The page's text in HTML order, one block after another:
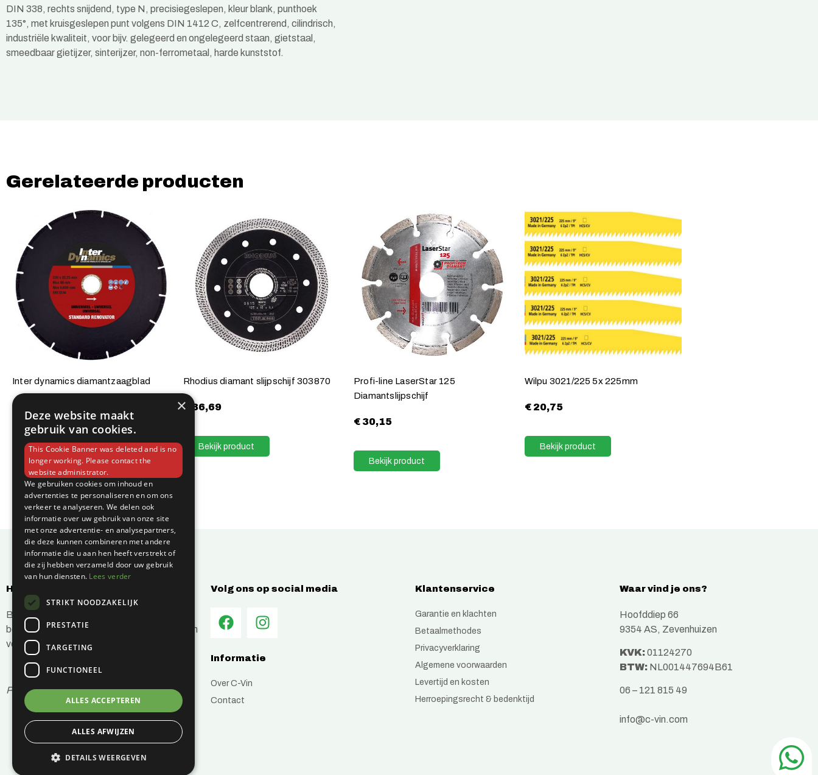
DIN 338, rechts snijdend, type N, precisiegeslepen, kleur blank, punthoek
135°, met kruisgeslepen punt volgens DIN 1412 C, zelfcentrerend, cilindrisch,
industriële kwaliteit, voor bijv. gelegeerd en ongelegeerd staan, gietstaal,
smeedbaar gietijzer, sinterijzer, non-ferrometaal, harde kunststof.
Gerelateerde producten
Inter dynamics diamantzaagblad
€
Bekijk product
Rhodius diamant slijpschijf 303870
€ 36,69
Bekijk product
Profi-line LaserStar 125
Diamantslijpschijf
€30,15
Bekijk product
Wilpu 3021/225 5x 225mm
€20,75
Bekijk product
Hoe kunnen wij jou helpen?
Bij C-Vin hebben wij alles in huis om je
bouwprojecten efficiënt en succesvol te laten
verlopen.
Prijzen zijn inclusief btw
Volg ons op social media
Informatie
Over C-Vin
Contact
Klantenservice
Garantie en klachten
Betaalmethodes
Privacyverklaring
Algemene voorwaarden
Levertijd en kosten
Herroepingsrecht & bedenktijd
Waar vind je ons?
Hoofddiep 66
9354 AS, Zevenhuizen
KVK:01124270
BTW:NL001447694B61
06 – 121 815 49
info@c-vin.com
×
Deze website maakt
gebruik van cookies.
This Cookie Banner was deleted and is no
longer working. Please contact the
website administrator.
We gebruiken cookies om inhoud en
advertenties te personaliseren en om ons
verkeer te analyseren. We delen ook
informatie over uw gebruik van onze site
met onze advertentie- en analysepartners,
die deze kunnen combineren met andere
informatie die u aan hen heeft verstrekt of
die zij hebben verzameld door uw gebruik
van hun diensten. Lees verder
STRIKT NOODZAKELIJK
PRESTATIE
TARGETING
FUNCTIONEEL
ALLES ACCEPTEREN
ALLES AFWIJZEN
DETAILS WEERGEVEN